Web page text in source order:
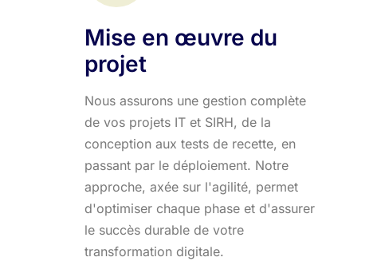
Mise en œuvre du
projet
Nous assurons une gestion complète
de vos projets IT et SIRH, de la
conception aux tests de recette, en
passant par le déploiement. Notre
approche, axée sur l'agilité, permet
d'optimiser chaque phase et d'assurer
le succès durable de votre
transformation digitale.